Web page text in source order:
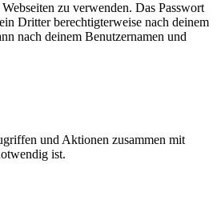
zu verwenden. Das Passwort
Dritter berechtigterweise nach deinem
nach deinem Benutzernamen und
und Aktionen zusammen mit
ist.